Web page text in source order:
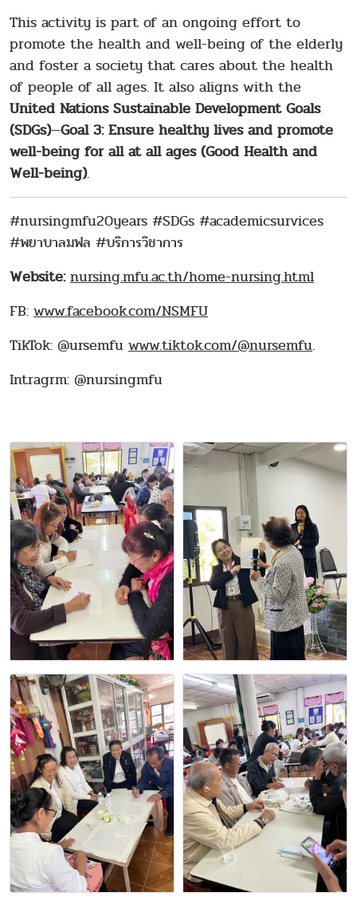
This activity is part of an ongoing effort to
promote the health and well-being of the elderly
and foster a society that cares about the health
of people of all ages. It also aligns with the
United Nations Sustainable Development Goals
(SDGs)—Goal 3: Ensure healthy lives and promote
well-being for all at all ages (Good Health and
Well-being).
#nursingmfu20years #SDGs #academicsurvices
#พยาบาลมฟล #บริการวิชาการ
Website:nursing.mfu.ac.th/home-nursing.html
FB: www.facebook.com/NSMFU
TikTok: @ursemfu www.tiktok.com/@nursemfu.
Intragrm: @nursingmfu